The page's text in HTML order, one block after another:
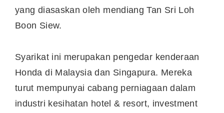
yang diasaskan oleh mendiang Tan Sri Loh
Boon Siew.
Syarikat ini merupakan pengedar kenderaan
Honda di Malaysia dan Singapura. Mereka
turut mempunyai cabang perniagaan dalam
industri kesihatan hotel & resort, investment